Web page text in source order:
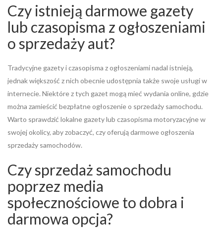
Czy istnieją darmowe gazety
lub czasopisma z ogłoszeniami
o sprzedaży aut?
Tradycyjne gazety i czasopisma z ogłoszeniami nadal istnieją,
jednak większość z nich obecnie udostępnia także swoje usługi w
internecie. Niektóre z tych gazet mogą mieć wydania online, gdzie
można zamieścić bezpłatne ogłoszenie o sprzedaży samochodu.
Warto sprawdzić lokalne gazety lub czasopisma motoryzacyjne w
swojej okolicy, aby zobaczyć, czy oferują darmowe ogłoszenia
sprzedaży samochodów.
Czy sprzedaż samochodu
poprzez media
społecznościowe to dobra i
darmowa opcja?